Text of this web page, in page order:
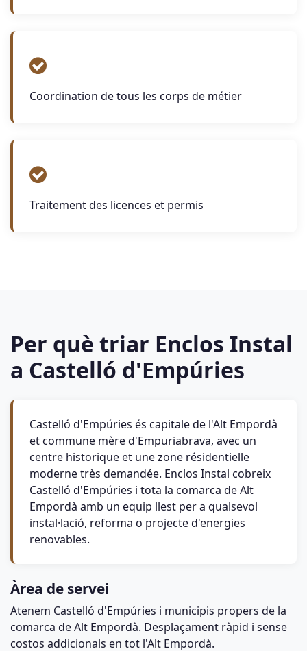
Coordination de tous les corps de métier
Traitement des licences et permis
Per què triar Enclos Instal
a Castelló d'Empúries
Castelló d'Empúries és capitale de l'Alt Empordà
et commune mère d'Empuriabrava, avec un
centre historique et une zone résidentielle
moderne très demandée. Enclos Instal cobreix
Castelló d'Empúries i tota la comarca de Alt
Empordà amb un equip llest per a qualsevol
instal·lació, reforma o projecte d'energies
renovables.
Àrea de servei
Atenem Castelló d'Empúries i municipis propers de la
comarca de Alt Empordà. Desplaçament ràpid i sense
costos addicionals en tot l'Alt Empordà.